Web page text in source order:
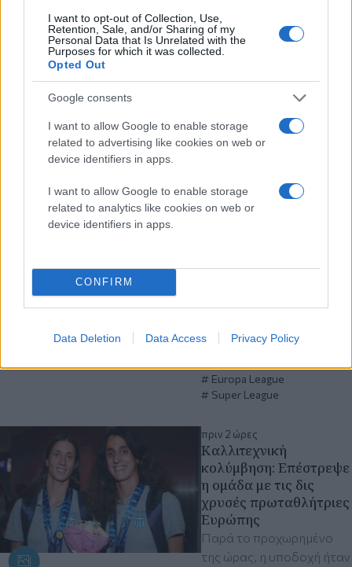
I want to opt-out of Collection, Use,
Retention, Sale, and/or Sharing of my
Personal Data that Is Unrelated with the
Purposes for which it was collected.
Opted Out
Google consents
I want to allow Google to enable storage
related to advertising like cookies on web or
device identifiers in apps.
I want to allow Google to enable storage
related to analytics like cookies on web or
device identifiers in apps.
CONFIRM
Data Deletion Data Access Privacy Policy
επιθετικός έχει τραβήξει
πάνω του τα βλέμματα
και ομάδων από Ιταλία,
Ισπανία
ΠΑΟΚ
Super League
ΠΑΟΚ: Για το πρώτο
βήμα πρόκρισης
κόντρα στην Άντερλεχτ
Ο Δικέφαλος υποδέχεται
πρώτο ματς για τον 3ο
Europa League
Europa League
Super League
πριν 2 ώρες
Καλλιτεχνική
κολύμβηση: Επέστρεψε
η ομάδα με τις δις
χρυσές πρωταθλήτριες
Ευρώπης
Παρά το προχωρημένο
της ώρας, η υποδοχή ήταν